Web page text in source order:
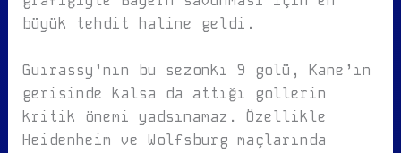
büyük tehdit haline geldi.
Guirassy’nin bu sezonki 9 golü, Kane’in
gerisinde kalsa da attığı gollerin
kritik önemi yadsınamaz. Özellikle
Heidenheim ve Wolfsburg maçlarında